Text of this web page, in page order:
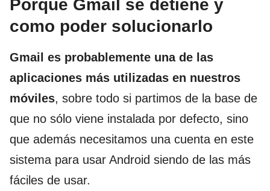
Porque Gmail se detiene y
como poder solucionarlo
Gmail es probablemente una de las
aplicaciones más utilizadas en nuestros
móviles, sobre todo si partimos de la base de
que no sólo viene instalada por defecto, sino
que además necesitamos una cuenta en este
sistema para usar Android siendo de las más
fáciles de usar.